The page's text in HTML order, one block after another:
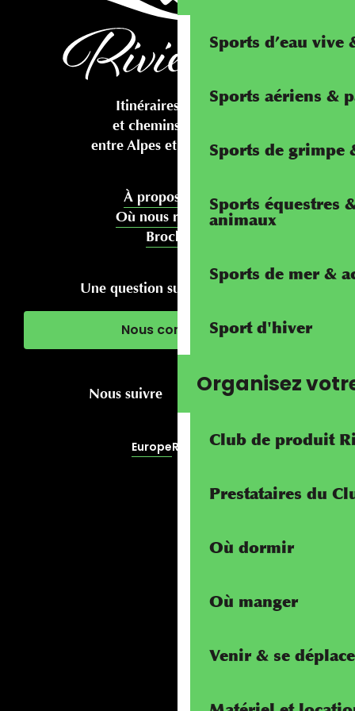
Sports d’eau vive
Sports aériens &
Sports de grimpe
Sports équestres
animaux
Sports de mer &
Sport d'hiver
Organisez
Club de produit
Prestataires du
Où dormir
Où manger
Venir & se
Itinéraires cyclables
et chemins pédestres
entre Alpes et Méditerranée
À propos de nous
Où nous rencontrer
Brochures
Une question sur votre séjour ?
Nous contacter
Nous suivre
EuropeRivierALP